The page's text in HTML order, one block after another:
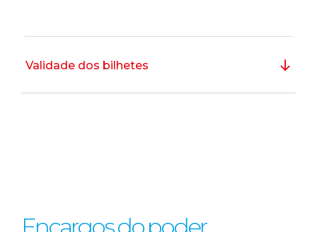
Validade dos bilhetes
Encargos do poder